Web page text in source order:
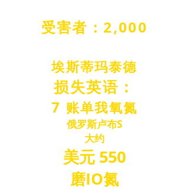
受害者：2,000
埃斯蒂玛泰德
损失英语：
7 账单我氧氮
俄罗斯卢布S
大约
美元 550
磨IO氮